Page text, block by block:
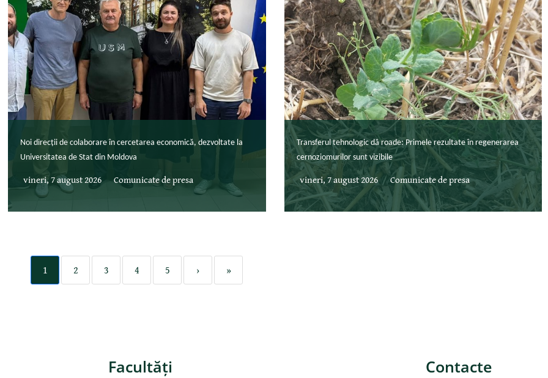
Noi direcții de colaborare în cercetarea economică, dezvoltate la
Universitatea de Stat din Moldova
vineri, 7 august 2026 Comunicate de presa
Transferul tehnologic dă roade: Primele rezultate în regenerarea
cernoziomurilor sunt vizibile
vineri, 7 august 2026 Comunicate de presa
1 2 3 4 5 › »
Facultăţi Contacte